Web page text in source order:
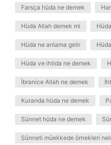
Farsça hüda ne demek
Hüda Allah demek mi
Hüda ne anlama gelir
Hüda ve ihtida ne demek
İbranice Allah ne demek
Kuranda hüda ne demek
Sünnet hüda ne demek
Sünneti müekkede örnekleri